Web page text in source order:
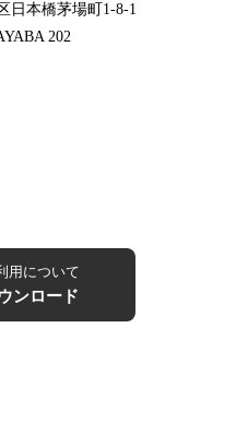
日本橋茅場町1-8-1
202
用について
ンロード